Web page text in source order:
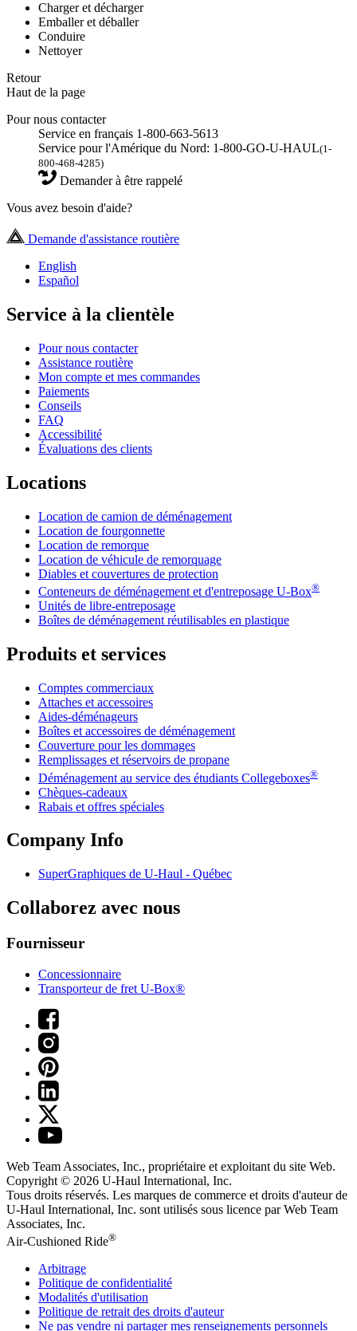
Charger et décharger
Emballer et déballer
Conduire
Nettoyer
Retour
Haut de la page
Pour nous contacter
Service en français 1-800-663-5613
Service pour l'Amérique du Nord: 1-800-GO-U-HAUL(1-
800-468-4285)
Demander à être rappelé
Vous avez besoin d'aide?
Demande d'assistance routière
English
Español
Service à la clientèle
Pour nous contacter
Assistance routière
Mon compte et mes commandes
Paiements
Conseils
FAQ
Accessibilité
Évaluations des clients
Locations
Location de camion de déménagement
Location de fourgonnette
Location de remorque
Location de véhicule de remorquage
Diables et couvertures de protection
Conteneurs de déménagement et d'entreposage U-Box®
Unités de libre-entreposage
Boîtes de déménagement réutilisables en plastique
Produits et services
Comptes commerciaux
Attaches et accessoires
Aides-déménageurs
Boîtes et accessoires de déménagement
Couverture pour les dommages
Remplissages et réservoirs de propane
Déménagement au service des étudiants Collegeboxes®
Chèques-cadeaux
Rabais et offres spéciales
Company Info
SuperGraphiques de U-Haul - Québec
Collaborez avec nous
Fournisseur
Concessionnaire
Transporteur de fret U-Box®
Web Team Associates, Inc., propriétaire et exploitant du site Web.
Copyright © 2026 U-Haul International, Inc.
Tous droits réservés. Les marques de commerce et droits d'auteur de
U-Haul International, Inc. sont utilisés sous licence par Web Team
Associates, Inc.
Air-Cushioned Ride®
Arbitrage
Politique de confidentialité
Modalités d'utilisation
Politique de retrait des droits d'auteur
Ne pas vendre ni partager mes renseignements personnels